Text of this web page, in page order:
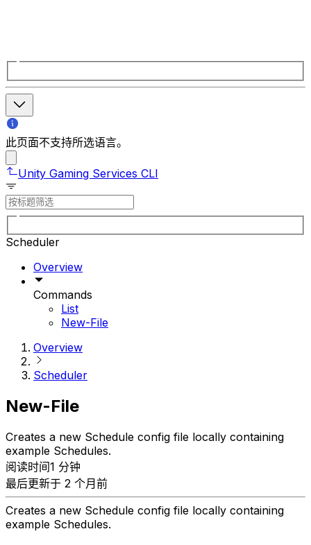
此页面不支持所选语言。
Unity Gaming Services CLI
Scheduler
Overview
Commands
List
New-File
Overview
Scheduler
New-File
Creates a new Schedule config file locally containing
example Schedules.
阅读时间1 分钟
最后更新于 2 个月前
Creates a new Schedule config file locally containing
example Schedules.